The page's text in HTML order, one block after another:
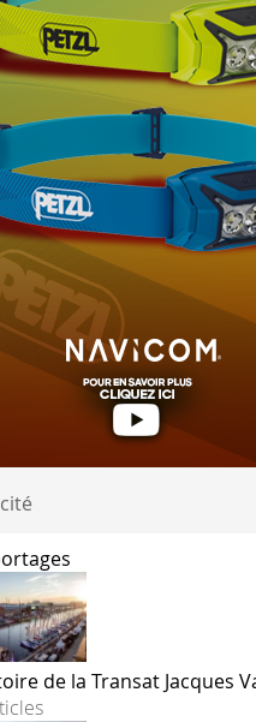
officielles. Ce
de préserver
du projet, explique
angulaire de notre
de la Transat Jacques